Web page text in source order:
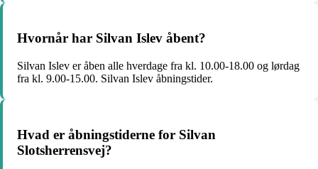
Hvornår har Silvan Islev åbent?
Silvan Islev er åben alle hverdage fra kl. 10.00-18.00 og lørdag
fra kl. 9.00-15.00. Silvan Islev åbningstider.
Hvad er åbningstiderne for Silvan
Slotsherrensvej?